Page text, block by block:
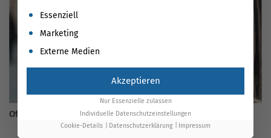
Offline Conversions messen – Ladenbesuche & CO
Es folgt eine Liste der Service-Gruppen, für die eine
Essenziell
Marketing
Externe Medien
Akzeptieren
Nur Essenzielle zulassen
Individuelle Datenschutzeinstellungen
Cookie-Details
Datenschutzerklärung Impressum